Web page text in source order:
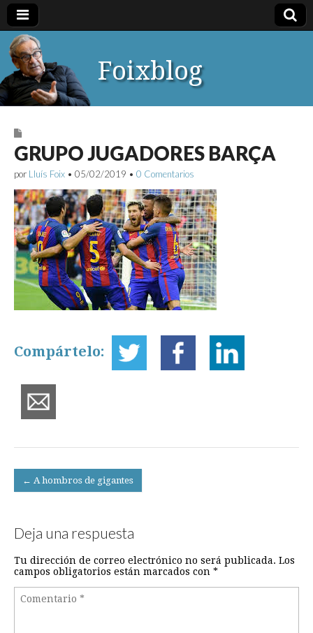
Foixblog
GRUPO JUGADORES BARÇA
por Lluís Foix • 05/02/2019 • 0 Comentarios
Compártelo:
Post
navigation
← A hombros de gigantes
Deja una respuesta
Tu dirección de correo electrónico no será publicada. Los
campos obligatorios están marcados con *